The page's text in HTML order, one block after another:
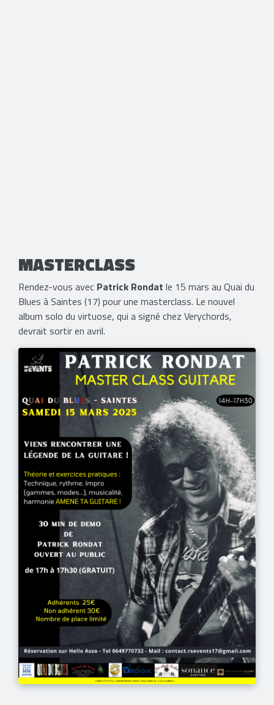
MASTERCLASS
Rendez-vous avec Patrick Rondat le 15 mars au Quai du
Blues à Saintes (17) pour une masterclass. Le nouvel
album solo du virtuose, qui a signé chez Verychords,
devrait sortir en avril.